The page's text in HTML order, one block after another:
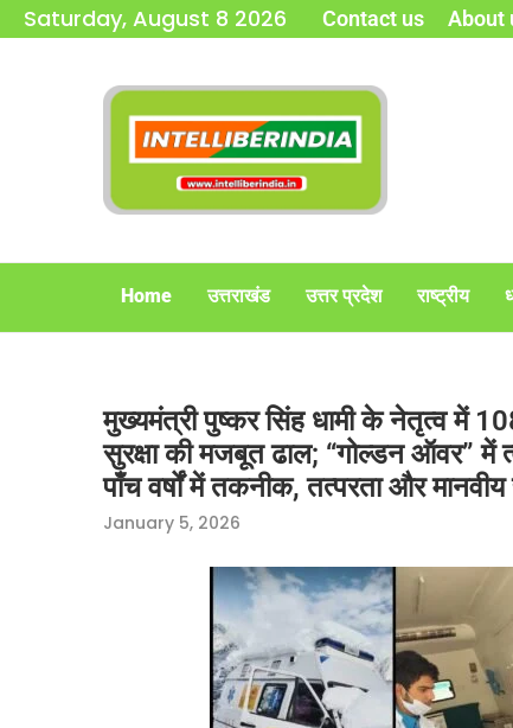
Saturday, August 8 2026 Contact us About
Home उत्तराखंड उत्तर प्रदेश राष्ट्रीय
मुख्यमंत्री पुष्कर सिंह धामी के नेतृत्व में
सुरक्षा की मजबूत ढाल; “गोल्डन ऑवर” में
पाँच वर्षों में तकनीक, तत्परता और
January 5, 2026